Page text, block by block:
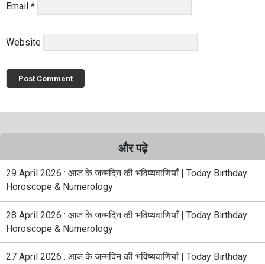
Email *
Website
और पढ़े
29 April 2026 : आज के जन्मदिन की भविष्यवाणियाँ | Today Birthday
Horoscope & Numerology
28 April 2026 : आज के जन्मदिन की भविष्यवाणियाँ | Today Birthday
Horoscope & Numerology
27 April 2026 : आज के जन्मदिन की भविष्यवाणियाँ | Today Birthday